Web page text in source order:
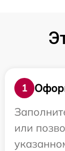
1
или